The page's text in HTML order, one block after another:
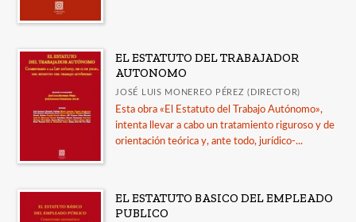
EL ESTATUTO DEL TRABAJADOR
AUTONOMO
JOSÉ LUIS MONEREO PÉREZ (DIRECTOR)
Esta obra «El Estatuto del Trabajo Autónomo»,
intenta llevar a cabo un tratamiento riguroso y de
orientación teórica y, ante todo, jurídico-...
EL ESTATUTO BASICO DEL EMPLEADO
PUBLICO